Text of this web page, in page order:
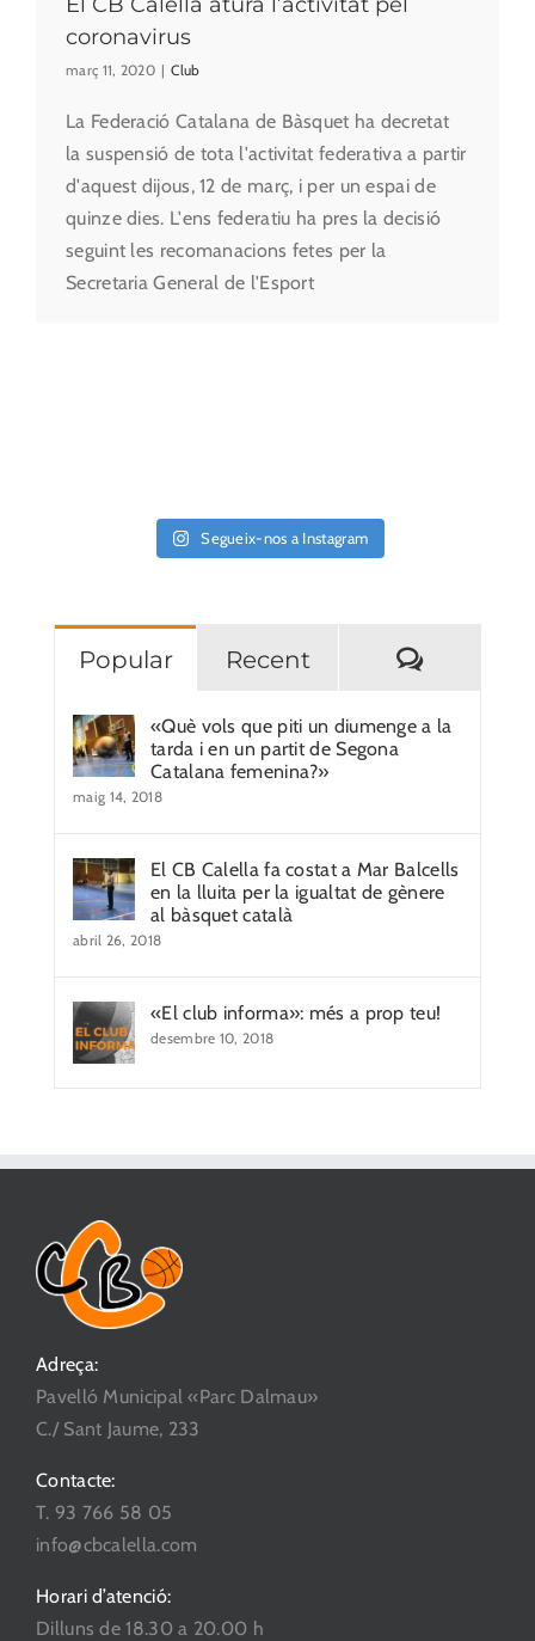
coronavirus
març 11, 2020 | Club
La Federació Catalana de Bàsquet ha decretat
la suspensió de tota l'activitat federativa a partir
d'aquest dijous, 12 de març, i per un espai de
quinze dies. L'ens federatiu ha pres la decisió
seguint les recomanacions fetes per la
Secretaria General de l'Esport
Segueix-nos a Instagram
Popular Recent
«Què vols que piti un diumenge a la
tarda i en un partit de Segona
Catalana femenina?»
maig 14, 2018
El CB Calella fa costat a Mar Balcells
en la lluita per la igualtat de gènere
al bàsquet català
abril 26, 2018
«El club informa»: més a prop teu!
desembre 10, 2018
Adreça:
Pavelló Municipal «Parc Dalmau»
C./ Sant Jaume, 233
Contacte:
T. 93 766 58 05
info@cbcalella.com
Horari d’atenció:
Dilluns de 18.30 a 20.00 h